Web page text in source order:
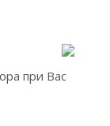
при Вас